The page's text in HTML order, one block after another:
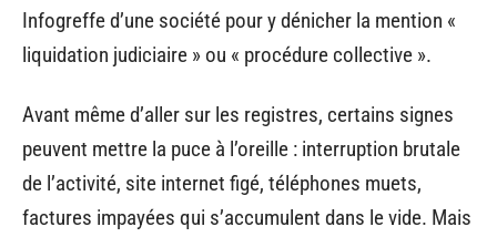
Infogreffe d’une société pour y dénicher la mention «
liquidation judiciaire » ou « procédure collective ».
Avant même d’aller sur les registres, certains signes
peuvent mettre la puce à l’oreille : interruption brutale
de l’activité, site internet figé, téléphones muets,
factures impayées qui s’accumulent dans le vide. Mais